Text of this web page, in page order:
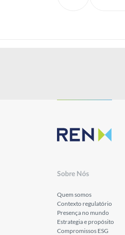
Sobre Nós
Quem somos
Contexto regulatório
Presença no mundo
Estrategia e propósito
Compromissos ESG